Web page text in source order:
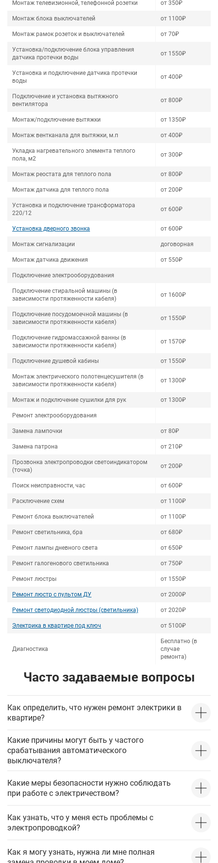
Монтаж телевизионной, телефонной розетки от 350₽
Монтаж блока выключателей от 1100₽
Монтаж рамок розеток и выключателей от 70₽
Установка/подключение блока управления
датчика протечки воды
от 1550₽
Установка и подключение датчика протечки
воды
от 400₽
Подключение и установка вытяжного
вентилятора
от 800₽
Монтаж/подключение вытяжки от 1350₽
Монтаж вентканала для вытяжки, м.п от 400₽
Укладка нагревательного элемента теплого
пола, м2
от 300₽
Монтаж реостата для теплого пола от 800₽
Монтаж датчика для теплого пола от 200₽
Установка и подключение трансформатора
220/12
от 600₽
Установка дверного звонка от 600₽
Монтаж сигнализации договорная
Монтаж датчика движения от 550₽
Подключение электрооборудования
Подключение стиральной машины (в
зависимости протяженности кабеля)
от 1600₽
Подключение посудомоечной машины (в
зависимости протяженности кабеля)
от 1550₽
Подключение гидромассажной ванны {в
зависимости протяженности кабеля)
от 1570₽
Подключение душевой кабины от 1550₽
Монтаж электрического полотенцесушителя (в
зависимости протяженности кабеля)
от 1300₽
Монтаж и подключение сушилки для рук от 1300₽
Ремонт электрооборудования
Замена лампочки от 80₽
Замена патрона от 210₽
Прозвонка электропроводки светоиндикатором
(точка)
от 200₽
Поиск неисправности, час от 600₽
Расключение схем от 1100₽
Ремонт блока выключателей от 1100₽
Ремонт светильника, бра от 680₽
Ремонт лампы дневного света от 650₽
Ремонт галогенового светильника от 750₽
Ремонт люстры от 1550₽
Ремонт люстр с пультом ДУ от 2000₽
Ремонт светодиодной люстры (светильника) от 2020₽
Электрика в квартире под ключ от 5100₽
Диагностика
Бесплатно (в
случае
ремонта)
Часто задаваемые вопросы
Как определить, что нужен ремонт электрики в
квартире?
Какие причины могут быть у частого
срабатывания автоматического
выключателя?
Какие меры безопасности нужно соблюдать
при работе с электричеством?
Как узнать, что у меня есть проблемы с
электропроводкой?
Как я могу узнать, нужна ли мне полная